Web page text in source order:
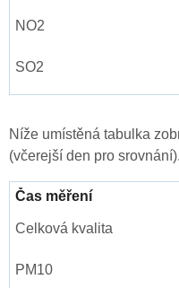
Níže umístěná tabulka
(včerejší den pro srovnání).